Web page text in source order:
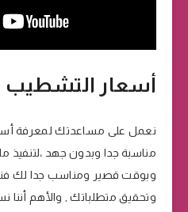
أسعار التشطيب
نعمل على مساعدتك لمعرفة
مناسبة جدا وبدون جهد ،لتنفيذ
وبوقت قصير ومناسب جدا لك
وتحقيق متطلباتك , والأهم أننا